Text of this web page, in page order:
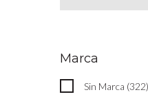
Marca
Sin Marca (322)